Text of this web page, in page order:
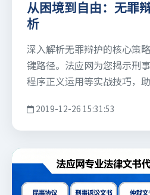
从困境到自由：无罪
析
深入解析无罪辩护的核心策
键路径。法应网为您揭示刑
程序正义运用等实战技巧，
2019-12-26 15:31:53